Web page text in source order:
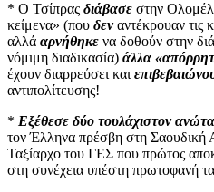
* Ο Τσίπρας διάβασε στην
κείμενα» (που δεναντέκρουαν τις
αλλά αρνήθηκε να δοθούν στην
νόμιμη διαδικασία) άλλα
έχουν διαρρεύσει και
αντιπολίτευσης!
* Εξέθεσε δύο τουλάχιστον
τον Έλληνα πρέσβη στη Σαουδική
Ταξίαρχο του ΓΕΣ που πρώτος
στη συνέχεια υπέστη πρωτοφανή